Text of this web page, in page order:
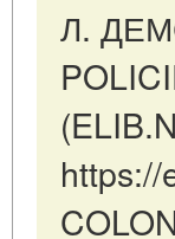
Л.
https://